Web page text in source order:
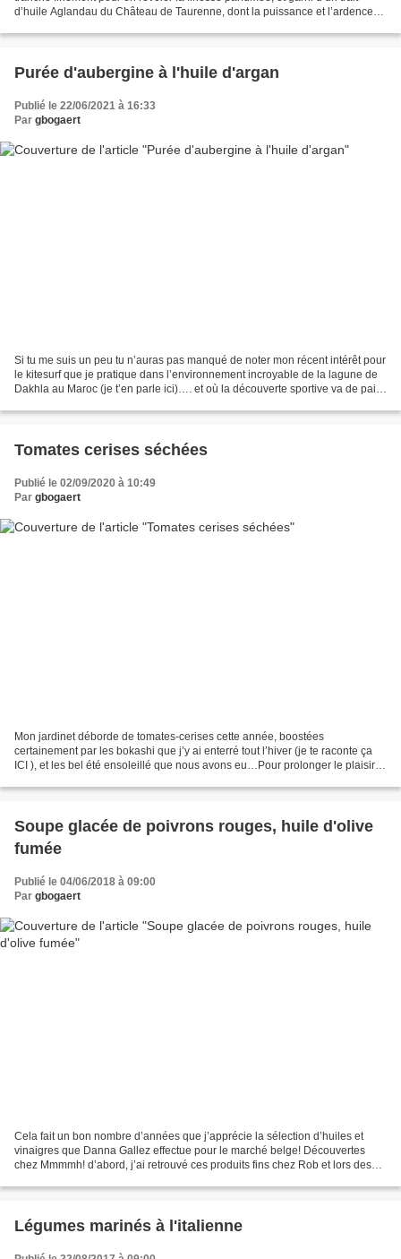
d’huile Aglandau du Château de Taurenne, dont la puissance et l’ardence
Purée d'aubergine à l'huile d'argan
Publié le 22/06/2021 à 16:33
Par gbogaert
Si tu me suis un peu tu n’auras pas manqué de noter mon récent intérêt pour
le kitesurf que je pratique dans l’environnement incroyable de la lagune de
Dakhla au Maroc (je t’en parle ici)…. et où la découverte sportive va de pair
Tomates cerises séchées
Publié le 02/09/2020 à 10:49
Par gbogaert
Mon jardinet déborde de tomates-cerises cette année, boostées
certainement par les bokashi que j’y ai enterré tout l’hiver (je te raconte ça
ICI ), et les bel été ensoleillé que nous avons eu…Pour prolonger le plaisir
Soupe glacée de poivrons rouges, huile d'olive
fumée
Publié le 04/06/2018 à 09:00
Par gbogaert
Cela fait un bon nombre d’années que j’apprécie la sélection d’huiles et
vinaigres que Danna Gallez effectue pour le marché belge! Découvertes
chez Mmmmh! d’abord, j’ai retrouvé ces produits fins chez Rob et lors des
Légumes marinés à l'italienne